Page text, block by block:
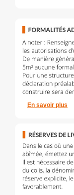
En savoir plus